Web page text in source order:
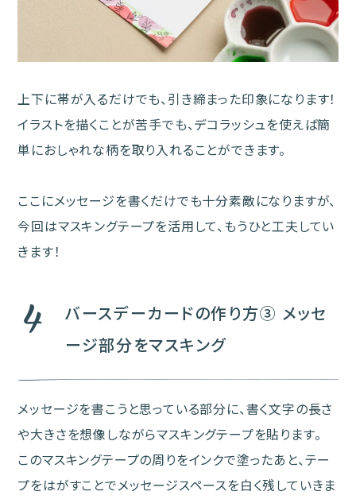
上下に帯が入るだけでも、引き締まった印象になります！
イラストを描くことが苦手でも、デコラッシュを使えば簡
単におしゃれな柄を取り入れることができます。
ここにメッセージを書くだけでも十分素敵になりますが、
今回はマスキングテープを活用して、もうひと工夫してい
きます！
4
バースデーカードの作り方③ メッセ
ージ部分をマスキング
メッセージを書こうと思っている部分に、書く文字の長さ
や大きさを想像しながらマスキングテープを貼ります。
このマスキングテープの周りをインクで塗ったあと、テー
プをはがすことでメッセージスペースを白く残していきま